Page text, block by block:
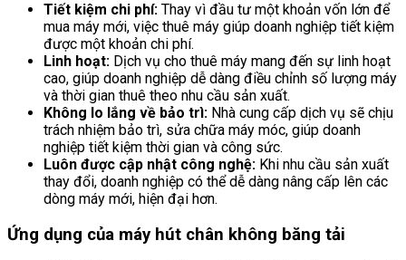
Tiết kiệm chi phí: Thay vì đầu tư một khoản vốn lớn để
mua máy mới, việc thuê máy giúp doanh nghiệp tiết kiệm
được một khoản chi phí.
Linh hoạt: Dịch vụ cho thuê máy mang đến sự linh hoạt
cao, giúp doanh nghiệp dễ dàng điều chỉnh số lượng máy
và thời gian thuê theo nhu cầu sản xuất.
Không lo lắng về bảo trì: Nhà cung cấp dịch vụ sẽ chịu
trách nhiệm bảo trì, sửa chữa máy móc, giúp doanh
nghiệp tiết kiệm thời gian và công sức.
Luôn được cập nhật công nghệ: Khi nhu cầu sản xuất
thay đổi, doanh nghiệp có thể dễ dàng nâng cấp lên các
dòng máy mới, hiện đại hơn.
Ứng dụng của máy hút chân không băng tải